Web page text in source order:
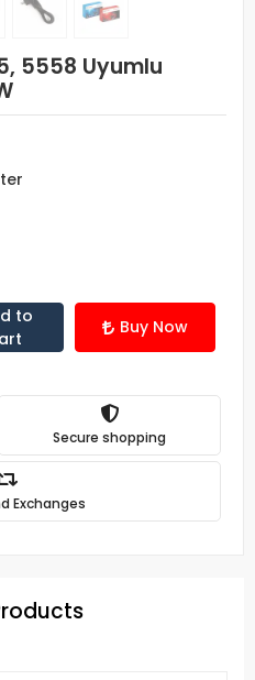
5558 Uyumlu
to
Buy Now
Secure shopping
Exchanges